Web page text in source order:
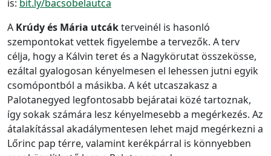
is: bit.ly/bacsobelautca
A Krúdy és Mária utcákterveinél is hasonló
szempontokat vettek figyelembe a tervezők. A terv
célja, hogy a Kálvin teret és a Nagykörutat összekösse,
ezáltal gyalogosan kényelmesen el lehessen jutni egyik
csomópontból a másikba. A két utcaszakasz a
Palotanegyed legfontosabb bejáratai közé tartoznak,
így sokak számára lesz kényelmesebb a megérkezés. Az
átalakítással akadálymentesen lehet majd megérkezni a
Lőrinc pap térre, valamint kerékpárral is könnyebben